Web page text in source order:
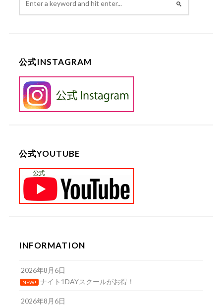
公式INSTAGRAM
公式YOUTUBE
INFORMATION
2026年8月6日
NEW! ナイト1DAYスクールがお得！
2026年8月6日